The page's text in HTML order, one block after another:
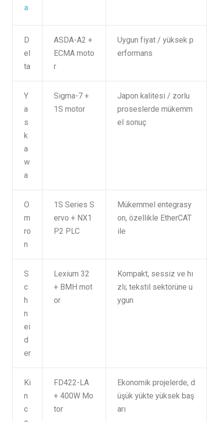
a
D
el
ta
ASDA-A2 +
ECMA moto
r
Uygun fiyat / yüksek p
erformans
Y
a
s
k
a
w
a
Sigma-7 +
1S motor
Japon kalitesi / zorlu
proseslerde mükemm
el sonuç
O
m
ro
n
1S Series S
ervo + NX1
P2 PLC
Mükemmel entegrasy
on, özellikle EtherCAT
ile
S
c
h
n
ei
d
er
Lexium 32
+ BMH mot
or
Kompakt, sessiz ve hı
zlı; tekstil sektörüne u
ygun
Ki
n
c
FD422-LA
+ 400W Mo
tor
Ekonomik projelerde, d
üşük yükte yüksek baş
arı